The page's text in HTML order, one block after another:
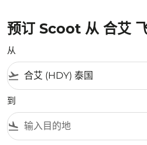
预订 Scoot 从 合艾
从
flight_takeoff
到
flight_land